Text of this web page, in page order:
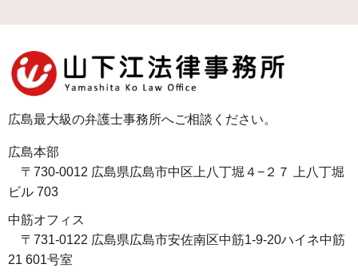
広島最大級の弁護士事務所へご相談ください。
広島本部
〒730-0012 広島県広島市中区上八丁堀４−２７ 上八丁堀
ビル 703
中筋オフィス
〒731-0122 広島県広島市安佐南区中筋1-9-20ハイネ中筋
21 601号室